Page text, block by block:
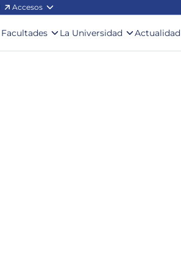
Accesos
Facultades La Universidad Actualidad